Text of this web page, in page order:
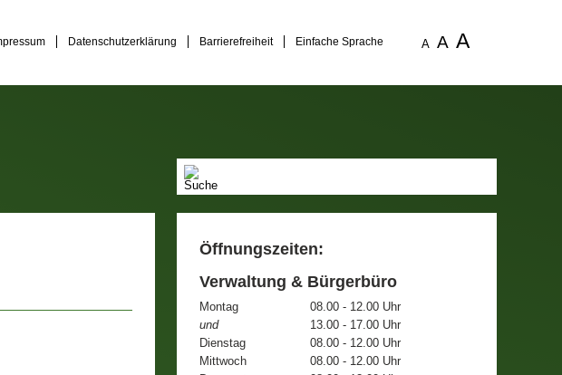
Datenschutzerklärung Barrierefreiheit Einfache Sprache A A A
Öffnungszeiten:
Verwaltung & Bürgerbüro
Montag
08.00 - 12.00 Uhr
und
13.00 - 17.00 Uhr
Dienstag
08.00 - 12.00 Uhr
Mittwoch
08.00 - 12.00 Uhr